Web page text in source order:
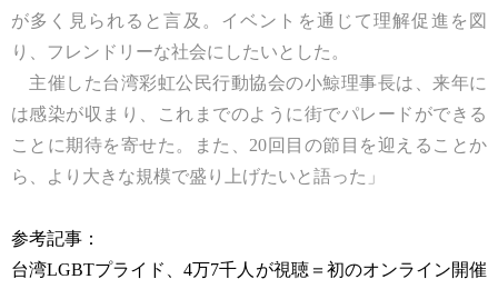
が多く見られると言及。イベントを通じて理解促進を図
り、フレンドリーな社会にしたいとした。
主催した台湾彩虹公民行動協会の小鯨理事長は、来年に
は感染が収まり、これまでのように街でパレードができる
ことに期待を寄せた。また、20回目の節目を迎えることか
ら、より大きな規模で盛り上げたいと語った」
参考記事：
台湾LGBTプライド、4万7千人が視聴＝初のオンライン開催